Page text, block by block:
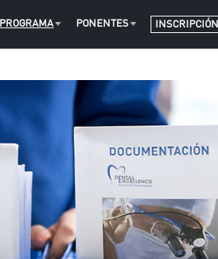
PROGRAMA PONENTES INSCRIPCIÓN